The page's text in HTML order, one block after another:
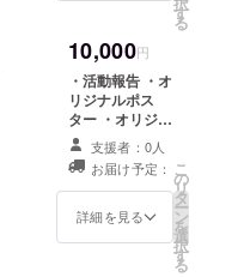
したものをオ
シャレにプリン
トします。） を
お送りします。
す
る
10,000円
・活動報告 ・オ
リジナルポス
ター ・オリジナ
ルTシャツ＆フォ
トブック
（182mm×128
mm・P60前
後・無線綴じ・
支援者：0人
お届け予定：
詳細を見る
こ
の
リ
タ
ー
ン
を
選
択
す
る